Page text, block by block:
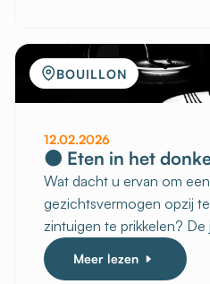
BOUILLON
12.02.2026
🌑 Eten in het
Wat dacht u ervan om
gezichtsvermogen opzij
zintuigen te prikkelen?
Meer lezen